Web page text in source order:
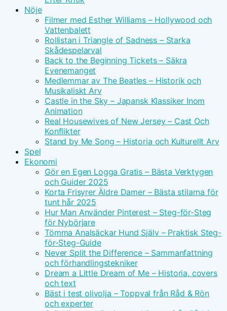
Nöje
Filmer med Esther Williams – Hollywood och
Vattenbalett
Rollistan i Triangle of Sadness – Starka
Skådespelarval
Back to the Beginning Tickets – Säkra
Evenemanget
Medlemmar av The Beatles – Historik och
Musikaliskt Arv
Castle in the Sky – Japansk Klassiker Inom
Animation
Real Housewives of New Jersey – Cast Och
Konflikter
Stand by Me Song – Historia och Kulturellt Arv
Spel
Ekonomi
Gör en Egen Logga Gratis – Bästa Verktygen
och Guider 2025
Korta Frisyrer Äldre Damer – Bästa stilarna för
tunt hår 2025
Hur Man Använder Pinterest – Steg-för-Steg
för Nybörjare
Tömma Analsäckar Hund Själv – Praktisk Steg-
för-Steg-Guide
Never Split the Difference – Sammanfattning
och förhandlingstekniker
Dream a Little Dream of Me – Historia, covers
och text
Bäst i test olivolja – Toppval från Råd & Rön
och experter